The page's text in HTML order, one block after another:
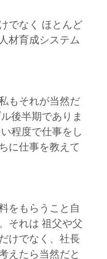
でなく ほとんど
材育成システム
もそれが当然だ
後半期でありま
程度で仕事をし
に仕事を教えて
をもらうこと自
それは 祖父や父
けでなく、社長
えたら当然だと